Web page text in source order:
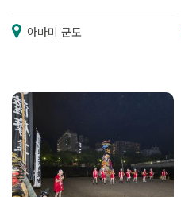
아마미 군도